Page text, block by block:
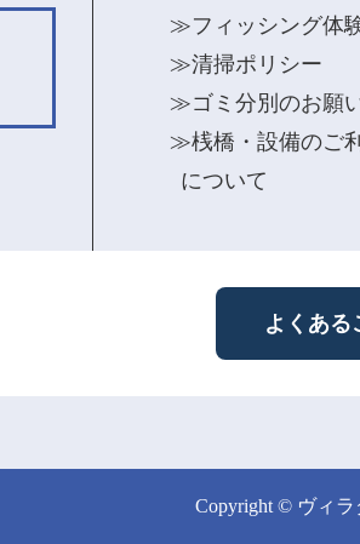
≫フィッシング体
≫清掃ポリシー
≫ゴミ分別のお願
≫桟橋・設備のご
について
よくある
Copyright © ヴィラ